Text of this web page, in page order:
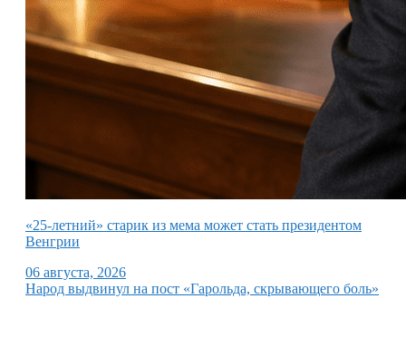
«25-летний» старик из мема может стать президентом
Венгрии
06 августа, 2026
Народ выдвинул на пост «Гарольда, скрывающего боль»